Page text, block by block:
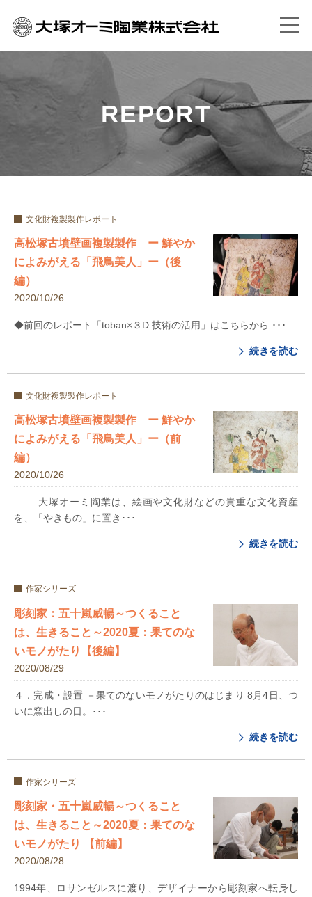
REPORT
文化財複製製作レポート
高松塚古墳壁画複製製作 ー 鮮やか
によみがえる「飛鳥美人」ー（後
編）
2020/10/26
◆前回のレポート「toban×３D 技術の活用」はこちらから ･･･
続きを読む
文化財複製製作レポート
高松塚古墳壁画複製製作 ー 鮮やか
によみがえる「飛鳥美人」ー（前
編）
2020/10/26
大塚オーミ陶業は、絵画や文化財などの貴重な文化資産
を、「やきもの」に置き･･･
続きを読む
作家シリーズ
彫刻家：五十嵐威暢～つくること
は、生きること～2020夏：果てのな
いモノがたり【後編】
2020/08/29
４．完成・設置 －果てのないモノがたりのはじまり 8月4日、つ
いに窯出しの日。･･･
続きを読む
作家シリーズ
彫刻家・五十嵐威暢～つくること
は、生きること～2020夏：果てのな
いモノがたり 【前編】
2020/08/28
1994年、ロサンゼルスに渡り、デザイナーから彫刻家へ転身し